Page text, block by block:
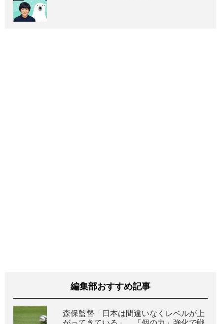
編集部おすすめ記事
森保監督「日本は間違いなくレベルが上